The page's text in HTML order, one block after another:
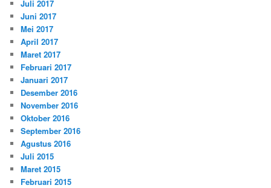
Juli 2017
Juni 2017
Mei 2017
April 2017
Maret 2017
Februari 2017
Januari 2017
Desember 2016
November 2016
Oktober 2016
September 2016
Agustus 2016
Juli 2015
Maret 2015
Februari 2015